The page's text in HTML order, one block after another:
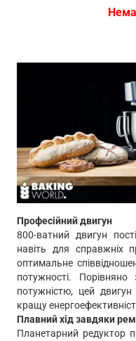
Професійний двигун
800-ватний двигун
навіть для справжніх
оптимальне
потужності.
потужністю, цей
кращу
Плавний хід завдяки
Планетарний редуктор